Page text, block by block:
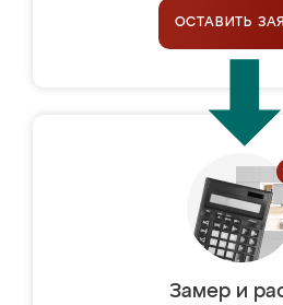
ОСТАВИТЬ
Замер и